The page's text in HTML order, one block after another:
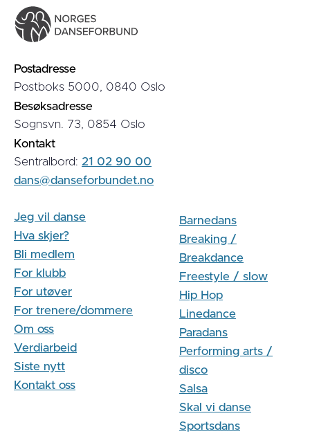
Postadresse
Postboks 5000, 0840 Oslo
Besøksadresse
Sognsvn. 73, 0854 Oslo
Kontakt
Sentralbord: 21 02 90 00
dans@danseforbundet.no
Jeg vil danse
Hva skjer?
Bli medlem
For klubb
For utøver
For trenere/dommere
Om oss
Verdiarbeid
Siste nytt
Kontakt oss
Barnedans
Breaking /
Breakdance
Freestyle / slow
Hip Hop
Linedance
Paradans
Performing arts /
disco
Salsa
Skal vi danse
Sportsdans